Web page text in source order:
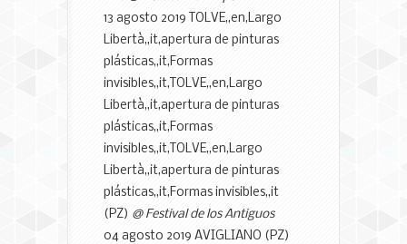
13 agosto 2019 TOLVE,,en,Largo
Libertà,,it,apertura de pinturas
plásticas,,it,Formas
invisibles,,it,TOLVE,,en,Largo
Libertà,,it,apertura de pinturas
plásticas,,it,Formas
invisibles,,it,TOLVE,,en,Largo
Libertà,,it,apertura de pinturas
plásticas,,it,Formas invisibles,,it
(PZ) @ Festival de los Antiguos
04 agosto 2019 AVIGLIANO (PZ)